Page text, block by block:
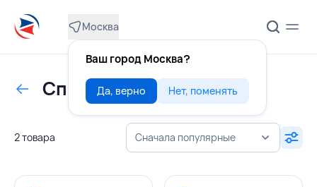
Москва
Ваш город Москва?
Да, верно Нет, поменять
Спред
2 товара Сначала популярные